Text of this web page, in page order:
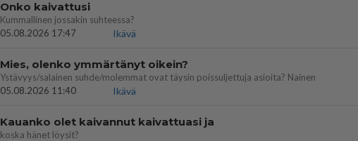
Onko kaivattusi
Kummallinen jossakin suhteessa?
05.08.2026 17:47
Ikävä
Mies, olenko ymmärtänyt oikein?
Ystävyys/salainen suhde/molemmat ovat täysin poissuljettuja asioita? Nainen
05.08.2026 11:40
Ikävä
Kauanko olet kaivannut kaivattuasi ja
koska hänet löysit?